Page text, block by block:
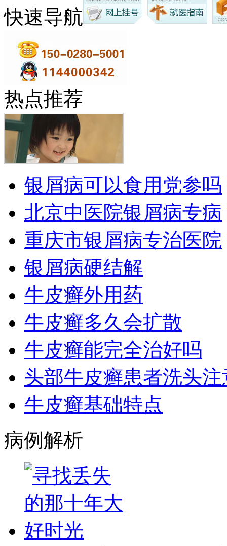
快速导航
热点推荐
银屑病可以食用党参吗
北京中医院银屑病专病
重庆市银屑病专治医院
银屑病硬结解
牛皮癣外用药
牛皮癣多久会扩散
牛皮癣能完全治好吗
头部牛皮癣患者洗头注
牛皮癣基础特点
病例解析